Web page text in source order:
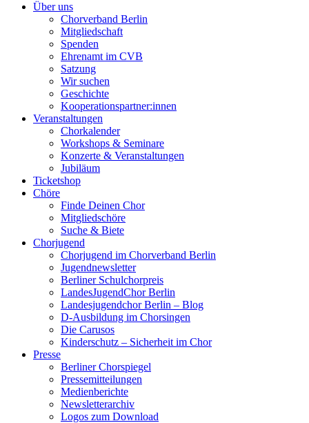
Über uns
Chorverband Berlin
Mitgliedschaft
Spenden
Ehrenamt im CVB
Satzung
Wir suchen
Geschichte
Kooperationspartner:innen
Veranstaltungen
Chorkalender
Workshops & Seminare
Konzerte & Veranstaltungen
Jubiläum
Ticketshop
Chöre
Finde Deinen Chor
Mitgliedschöre
Suche & Biete
Chorjugend
Chorjugend im Chorverband Berlin
Jugendnewsletter
Berliner Schulchorpreis
LandesJugendChor Berlin
Landesjugendchor Berlin – Blog
D-Ausbildung im Chorsingen
Die Carusos
Kinderschutz – Sicherheit im Chor
Presse
Berliner Chorspiegel
Pressemitteilungen
Medienberichte
Newsletterarchiv
Logos zum Download